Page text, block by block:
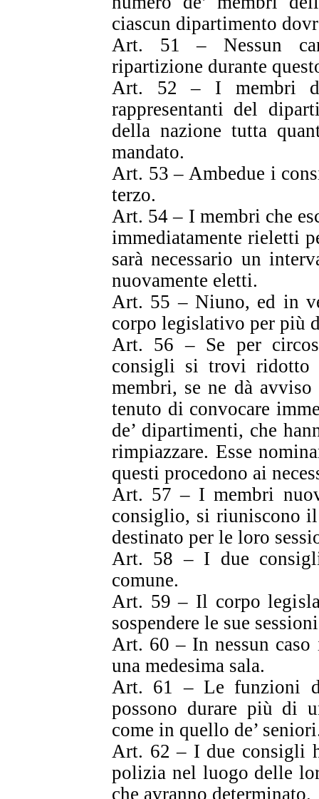
ciascun dipartimento
Art. 51 – Nessun
ripartizione durante
Art. 52 – I membri
rappresentanti del
della nazione tutta
mandato.
Art. 53 – Ambedue i
terzo.
Art. 54 – I membri che
immediatamente rieletti
sarà necessario un
nuovamente eletti.
Art. 55 – Niuno, ed in
corpo legislativo per più
Art. 56 – Se per
consigli si trovi ridotto
membri, se ne dà
tenuto di convocare
de’ dipartimenti, che
rimpiazzare. Esse
questi procedono ai
Art. 57 – I membri
consiglio, si riuniscono
destinato per le loro
Art. 58 – I due consigli
comune.
Art. 59 – Il corpo
sospendere le sue
Art. 60 – In nessun
una medesima sala.
Art. 61 – Le funzioni
possono durare più di
come in quello de’
Art. 62 – I due consigli
polizia nel luogo delle
che avranno determinato.